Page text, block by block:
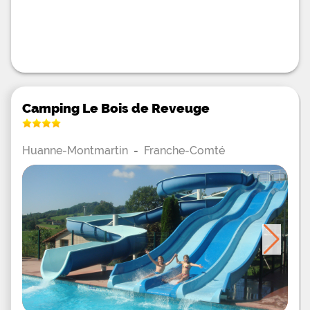
Camping Le Bois de Reveuge
Huanne-Montmartin - Franche-Comté